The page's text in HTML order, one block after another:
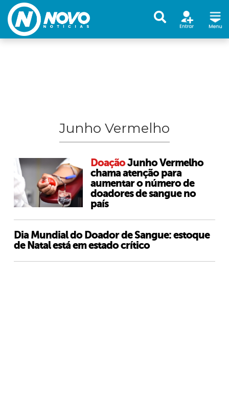
Junho Vermelho
DoaçãoJunho Vermelho
chama atenção para
aumentar o número de
doadores de sangue no
país
Dia Mundial do Doador de Sangue: estoque
de Natal está em estado crítico